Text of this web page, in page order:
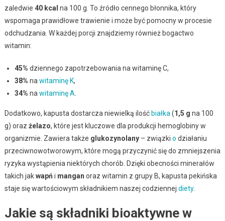
zaledwie 40 kcal na 100 g. To źródło cennego błonnika, który
wspomaga prawidłowe trawienie i może być pomocny w procesie
odchudzania. W każdej porcji znajdziemy również bogactwo
witamin:
45% dziennego zapotrzebowania na witaminę C,
38% na witaminę K,
34% na witaminę A
Dodatkowo, kapusta dostarcza niewielką ilość białka (1,5 g na 100
g) oraz żelazo, które jest kluczowe dla produkcji hemoglobiny w
organizmie. Zawiera także glukozynolany– związki o działaniu
przeciwnowotworowym, które mogą przyczynić się do zmniejszenia
ryzyka wystąpienia niektórych chorób. Dzięki obecności minerałów
takich jakwapń i mangan oraz witamin z grupy B, kapusta pekińska
staje się wartościowym składnikiem naszej codziennej diety.
Jakie są składniki bioaktywne w